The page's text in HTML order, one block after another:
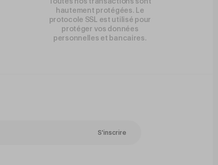
Toutes nos transactions sont
hautement protégées. Le
protocole SSL est utilisé pour
protéger vos données
personnelles et bancaires.
S'inscrire